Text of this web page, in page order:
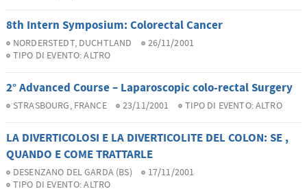
8th Intern Symposium: Colorectal Cancer
NORDERSTEDT, DUCHTLAND
26/11/2001
TIPO DI EVENTO:ALTRO
2° Advanced Course – Laparoscopic colo-rectal Surgery
STRASBOURG, FRANCE 23/11/2001 TIPO DI EVENTO:ALTRO
LA DIVERTICOLOSI E LA DIVERTICOLITE DEL COLON: SE ,
QUANDO E COME TRATTARLE
DESENZANO DEL GARDA (BS)
17/11/2001
TIPO DI EVENTO:ALTRO